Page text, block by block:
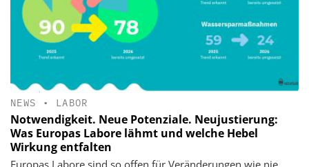
NEWS • LABOR
Notwendigkeit. Neue Potenziale. Neujustierung:
Was Europas Labore lähmt und welche Hebel
Wirkung entfalten